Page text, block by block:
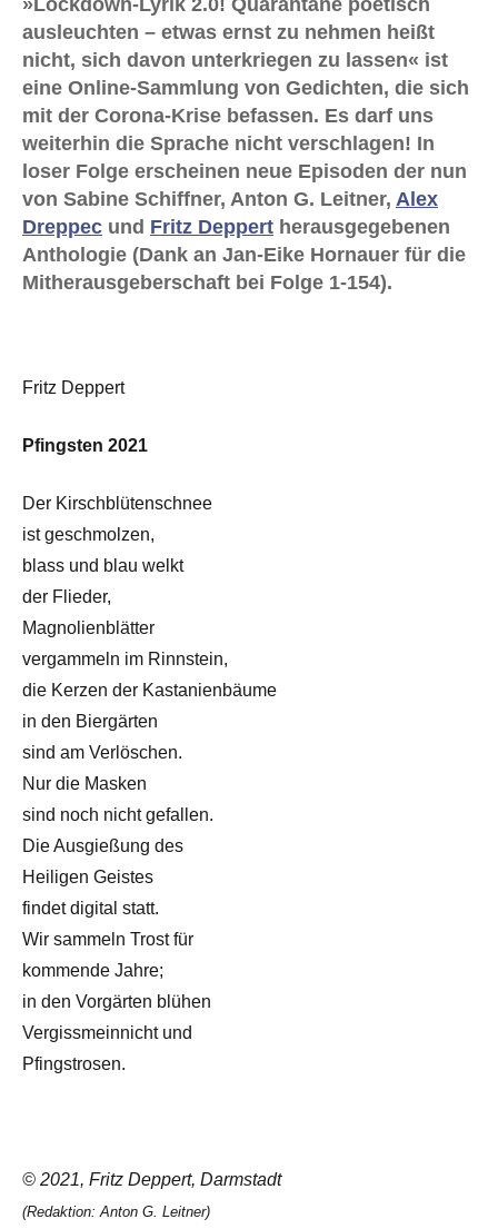
»Lockdown-Lyrik 2.0! Quarantäne poetisch
ausleuchten – etwas ernst zu nehmen heißt
nicht, sich davon unterkriegen zu lassen« ist
eine Online-Sammlung von Gedichten, die sich
mit der Corona-Krise befassen. Es darf uns
weiterhin die Sprache nicht verschlagen! In
loser Folge erscheinen neue Episoden der nun
von Sabine Schiffner, Anton G. Leitner, Alex
Dreppec und Fritz Deppert herausgegebenen
Anthologie (Dank an Jan-Eike Hornauer für die
Mitherausgeberschaft bei Folge 1-154).
Fritz Deppert
Pfingsten 2021
Der Kirschblütenschnee
ist geschmolzen,
blass und blau welkt
der Flieder,
Magnolienblätter
vergammeln im Rinnstein,
die Kerzen der Kastanienbäume
in den Biergärten
sind am Verlöschen.
Nur die Masken
sind noch nicht gefallen.
Die Ausgießung des
Heiligen Geistes
findet digital statt.
Wir sammeln Trost für
kommende Jahre;
in den Vorgärten blühen
Vergissmeinnicht und
Pfingstrosen.
© 2021, Fritz Deppert, Darmstadt
(Redaktion: Anton G. Leitner)